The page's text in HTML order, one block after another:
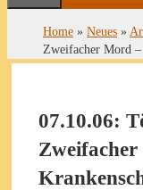
Home » Neues »
Zweifacher Mord
07.10.06: